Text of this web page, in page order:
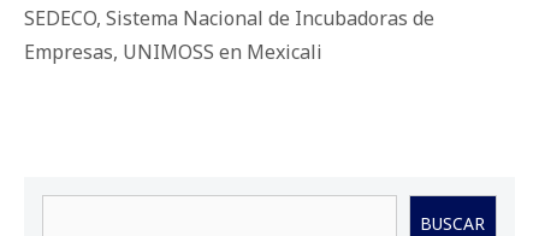
SEDECO, Sistema Nacional de Incubadoras de
Empresas, UNIMOSS en Mexicali
BUSCAR